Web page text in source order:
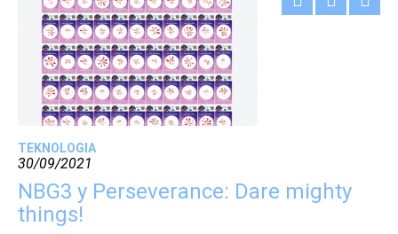
TEKNOLOGIA
30/09/2021
NBG3 y Perseverance: Dare mighty
things!